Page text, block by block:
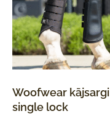
Woofwear kājsargi
single lock